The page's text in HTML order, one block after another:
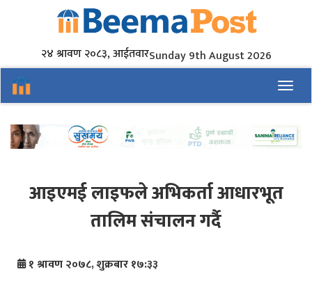
२४ श्रावण २०८३, आईतवारSunday 9th August 2026
आइएमई लाइफले अभिकर्ता आधारभूत
तालिम संचालन गर्दै
१ श्रावण २०७८, शुक्रबार १७:३३